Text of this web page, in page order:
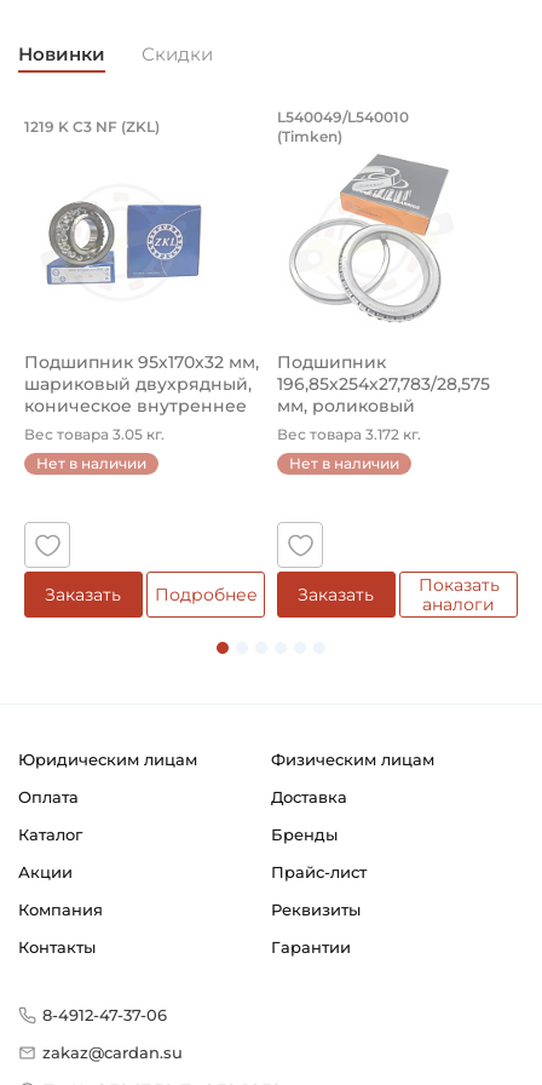
Новинки Скидки
Подшипник 95х170х32 мм, шариковый
Подшипник 95х170х32 мм, шариковый двухрядный,
1219 K C3 NF (ZKL)
Подшипник 95х170х32 мм,
шариковый двухрядный,
коническое внутреннее
кол...
Вес товара 3.05 кг.
Нет в наличии
Заказать Подробнее
Подшипник
Подшипник
L540049/L540010
(Timken)
Подшипник
196,85х254х27,783/28,575
мм, роликовый
однорядный конический
...
Вес товара 3.172 кг.
Нет в наличии
Заказать
Показать
аналоги
Юридическим лицам
Физическим лицам
Оплата
Доставка
Каталог
Бренды
Акции
Прайс-лист
Компания
Реквизиты
Контакты
Гарантии
8-4912-47-37-06
zakaz@cardan.su